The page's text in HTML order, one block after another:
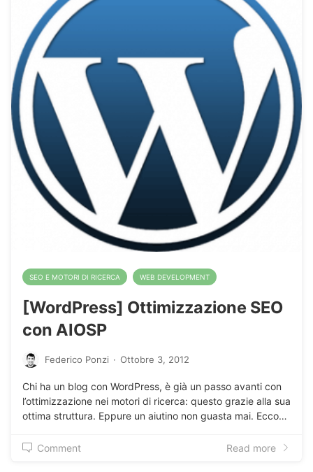
SEO E MOTORI DI RICERCA WEB DEVELOPMENT
[WordPress] Ottimizzazione SEO
con AIOSP
Federico Ponzi · Ottobre 3, 2012
Chi ha un blog con WordPress, è già un passo avanti con
l’ottimizzazione nei motori di ricerca: questo grazie alla sua
ottima struttura. Eppure un aiutino non guasta mai. Ecco…
Comment Read more